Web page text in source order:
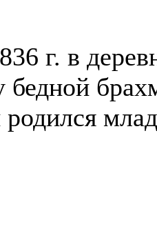
г. в
бедной